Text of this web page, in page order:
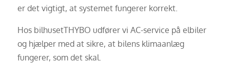
er det vigtigt, at systemet fungerer korrekt.
Hos bilhusetTHYBO udfører vi AC-service på elbiler
og hjælper med at sikre, at bilens klimaanlæg
fungerer, som det skal.